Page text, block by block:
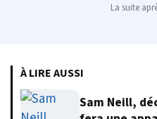
La suite
À LIRE AUSSI
Sam Neill,